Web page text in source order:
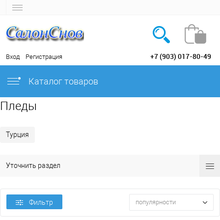
Вход Регистрация +7 (903) 017-80-49
Каталог товаров
Пледы
Турция
Уточнить раздел
Фильтр популярности